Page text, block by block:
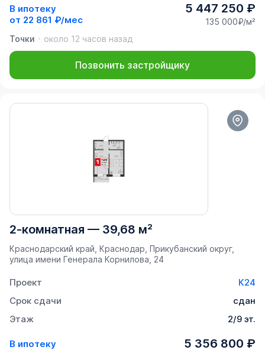
В ипотеку
от 22 861 ₽/мес
5 447 250 ₽
135 000₽/м²
Точки
около 12 часов назад
Позвонить застройщику
2-комнатная — 39,68 м²
Краснодарский край, Краснодар, Прикубанский округ,
улица имени Генерала Корнилова, 24
Проект
К24
Срок сдачи
сдан
Этаж
2/9 эт.
В ипотеку
5 356 800 ₽